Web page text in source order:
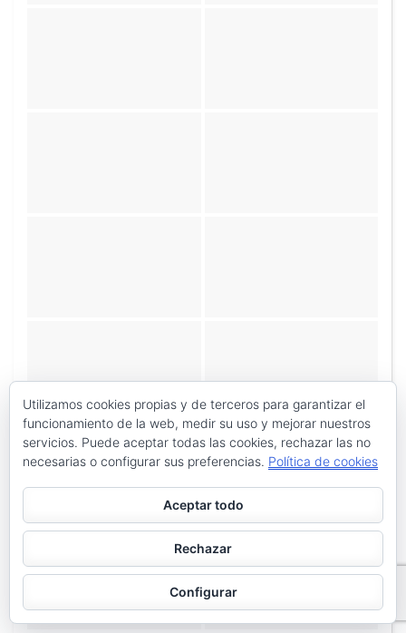
Utilizamos cookies propias y de terceros para garantizar el
funcionamiento de la web, medir su uso y mejorar nuestros
servicios. Puede aceptar todas las cookies, rechazar las no
necesarias o configurar sus preferencias. Política de cookies
Aceptar todo
Rechazar
Configurar